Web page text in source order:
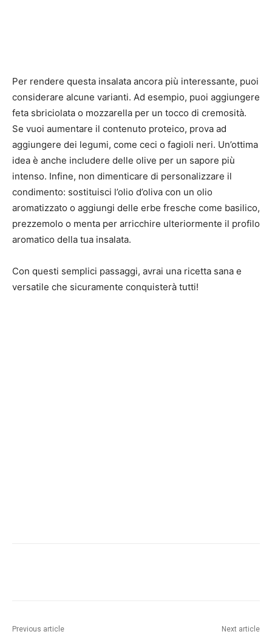
Per rendere questa insalata ancora più interessante, puoi
considerare alcune varianti. Ad esempio, puoi aggiungere
feta sbriciolata o mozzarella per un tocco di cremosità.
Se vuoi aumentare il contenuto proteico, prova ad
aggiungere dei legumi, come ceci o fagioli neri. Un’ottima
idea è anche includere delle olive per un sapore più
intenso. Infine, non dimenticare di personalizzare il
condimento: sostituisci l’olio d’oliva con un olio
aromatizzato o aggiungi delle erbe fresche come basilico,
prezzemolo o menta per arricchire ulteriormente il profilo
aromatico della tua insalata.
Con questi semplici passaggi, avrai una ricetta sana e
versatile che sicuramente conquisterà tutti!
Previous article Next article